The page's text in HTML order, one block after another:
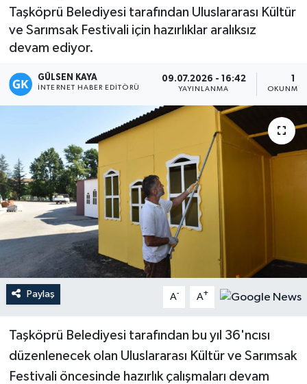
Taşköprü Belediyesi tarafından Uluslararası Kültür
ve Sarımsak Festivali için hazırlıklar aralıksız
devam ediyor.
GÜLSEN KAYA
İNTERNET HABER EDITÖRÜ
09.07.2026 - 16:42
YAYINLANMA OKUNMA
Paylaş A- A+
Taşköprü Belediyesi tarafından bu yıl 36'ncısı
düzenlenecek olan Uluslararası Kültür ve Sarımsak
Festivali öncesinde hazırlık çalışmaları devam
Kültür - Sanat
Mersin Tarihi
Özel Haber
Politika
Resmi İlan
Sağlık
Spor
Sürmanşet
Teknoloji